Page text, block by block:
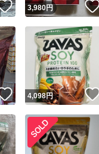
いいね！
3,980円
いいね！
4,098円